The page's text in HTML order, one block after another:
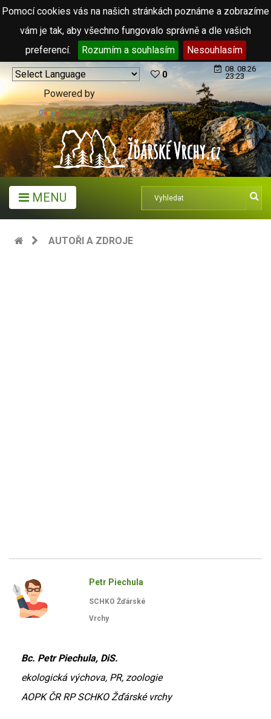
Pomocí cookies vás na našich stránkách poznáme a zobrazíme
vám je tak, aby všechno fungovalo správně a dle vašich
preferencí.
Rozumím a souhlasím Nesouhlasím
Powered by
Translate
0
08. 08.26
23:23
MENU
AUTOŘI A ZDROJE
Petr Piechula
SCHKO Žďárské
Vrchy
Bc. Petr Piechula, DiS.
ekologická výchova, PR, zoologie
AOPK ČR RP SCHKO Žďárské vrchy